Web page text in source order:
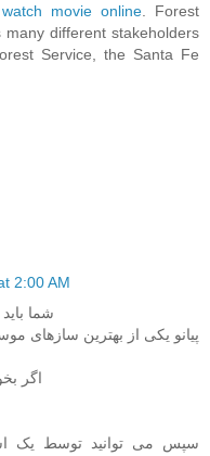
watch movie online. Forest
different stakeholders
Service, the Santa Fe
2:00 AM
شما
پیانو یکی از بهترین سازهای
اگر
سپس می توانید توسط یک